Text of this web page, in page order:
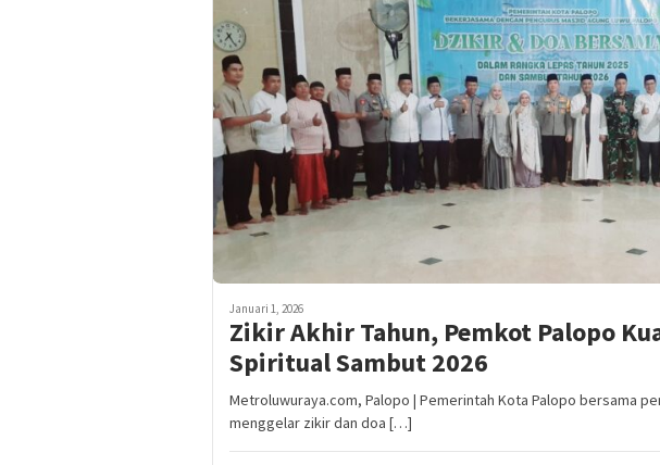
Januari 1, 2026
Zikir Akhir Tahun, Pemkot Palopo
Spiritual Sambut 2026
Metroluwuraya.com, Palopo | Pemerintah Kota Palopo bersama
menggelar zikir dan doa […]